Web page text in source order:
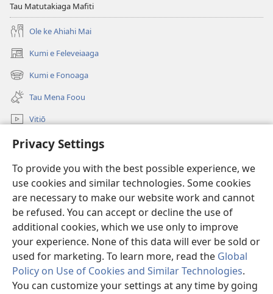
Privacy Settings
To provide you with the best possible experience, we
use cookies and similar technologies. Some cookies
are necessary to make our website work and cannot
be refused. You can accept or decline the use of
additional cookies, which we use only to improve
your experience. None of this data will ever be sold or
used for marketing. To learn more, read the Global
Policy on Use of Cookies and Similar Technologies.
You can customize your settings at any time by going
Tau Matutakiaga Mafiti
Ole ke Ahiahi Mai
Kumi e Feleveiaaga
(opens
new
window)
Kumi e Fonoaga
(opens
new
window)
Tau Mena Foou
Vitiō
Kumi
Tau Mena Fakaalofa
(opens
new
window)Kolo Toko he FATATOHI INITANETE™
(opens
new
window)JW Hub ®
(opens
new
window)